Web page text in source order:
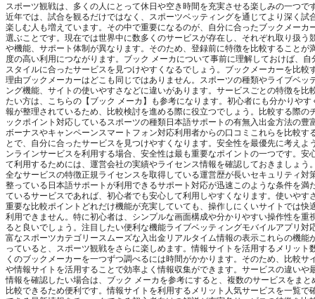
スポーツ観戦は、多くの人にとって休日や空き時間を充実させる楽しみの一つで
近年では、試合を観るだけではなく、スポーツベッティングを通じてより深く試
楽しむ人も増えています。その中で重要になるのが、自分に合ったブックメーカ
選ぶことです。現在では世界中に数多くのサービスが存在し、それぞれ取り扱う
や機能、サポート体制が異なります。そのため、登録前に特徴を比較することが
度の高い利用につながります。ブック メーカについて事前に理解しておけば、自
スタイルに合ったサービスを見つけやすくなるでしょう。ブックメーカーを比較
理由ブックメーカーはどこも同じではありません。スポーツの種類やライブベッ
ング機能、サイトの使いやすさなどに違いがあります。サービスごとの特徴を比
たい方は、こちらの【ブック メーカ】も参考になります。初心者にも分かりやす
報が整理されているため、比較検討を進める際に役立つでしょう。比較する際の
ックポイント対応しているスポーツの種類日本語サポートの有無入出金方法の豊
ボーナスやキャンペーンスマートフォン対応利用者からの口コミこれらを比較す
とで、自分に合ったサービスを見つけやすくなります。安全性を最優先に考えよ
ンラインサービスを利用する場合、安全性は最も重要なポイントの一つです。安
て利用するためには、運営会社の実績やライセンス情報を確認しておきましょう
全なサービスの特徴正規ライセンスを取得している運営歴が長いセキュリティ対
整っている日本語サポートが利用できるサポート対応が迅速このような条件を満
ているサービスであれば、初心者でも安心して利用しやすくなります。使いやす
重要な比較ポイントどれだけ機能が充実していても、操作しにくいサイトでは快
利用できません。特に初心者は、シンプルな画面構成や分かりやすい操作性を重
ると良いでしょう。注目したい便利な機能ライブベッティングモバイルアプリ対
富なスポーツカテゴリースムーズな入出金リアルタイム情報の表示これらの機能
っていると、スポーツ観戦をさらに楽しめます。情報サイトを活用するメリット
くのブックメーカーを一つずつ調べるには時間がかかります。そのため、比較サ
や情報サイトを活用することで効率よく情報収集ができます。サービスの違いや
情報を確認したい場合は、ブック メーカを参考にすると、複数のサービスをまと
比較できるため便利です。情報サイトを利用するメリット人気サービスを一覧で